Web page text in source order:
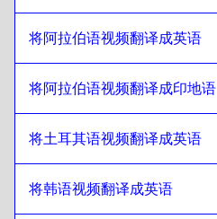
波斯尼亚语至旁遮普语
旁遮普语至缅甸语
缅甸语至旁遮普语
智利西班牙语 至旁遮普语
旁遮普语至简体中文
将阿拉伯语视频翻译成英语
将阿拉伯语视频翻译成印地语
将土耳其语视频翻译成英语
将韩语视频翻译成英语